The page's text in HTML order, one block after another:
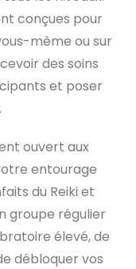
conçues pour
même ou sur
des soins
et poser
ouvert aux
entourage
du Reiki et
groupe régulier
élevé, de
débloquer vos